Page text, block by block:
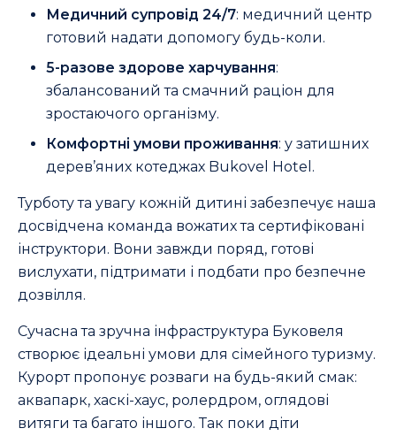
Медичний супровід 24/7: медичний центр
готовий надати допомогу будь-коли.
5-разове здорове харчування:
збалансований та смачний раціон для
зростаючого організму.
Комфортні умови проживання: у затишних
дерев’яних котеджах Bukovel Hotel.
Турботу та увагу кожній дитині забезпечує наша
досвідчена команда вожатих та сертифіковані
інструктори. Вони завжди поряд, готові
вислухати, підтримати і подбати про безпечне
дозвілля.
Сучасна та зручна інфраструктура Буковеля
створює ідеальні умови для сімейного туризму.
Курорт пропонує розваги на будь-який смак:
аквапарк, хаскі-хаус, ролердром, оглядові
витяги та багато іншого. Так поки діти